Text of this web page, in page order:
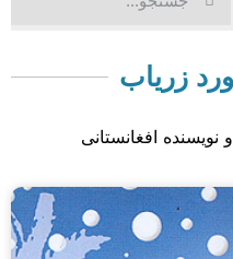
زریاب
افغانستانی